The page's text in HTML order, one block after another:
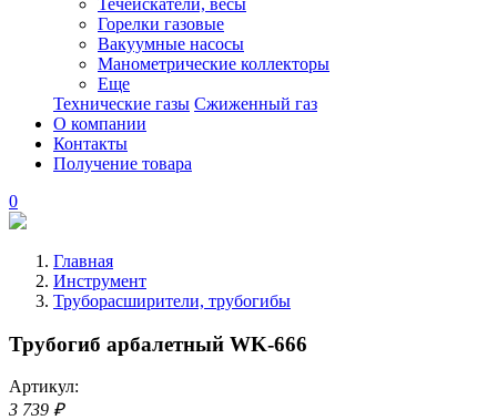
Течеискатели, весы
Горелки газовые
Вакуумные насосы
Манометрические коллекторы
Еще
Технические газы Сжиженный газ
О компании
Контакты
Получение товара
0
Главная
Инструмент
Труборасширители, трубогибы
Трубогиб арбалетный WK-666
Артикул:
3 739 ₽